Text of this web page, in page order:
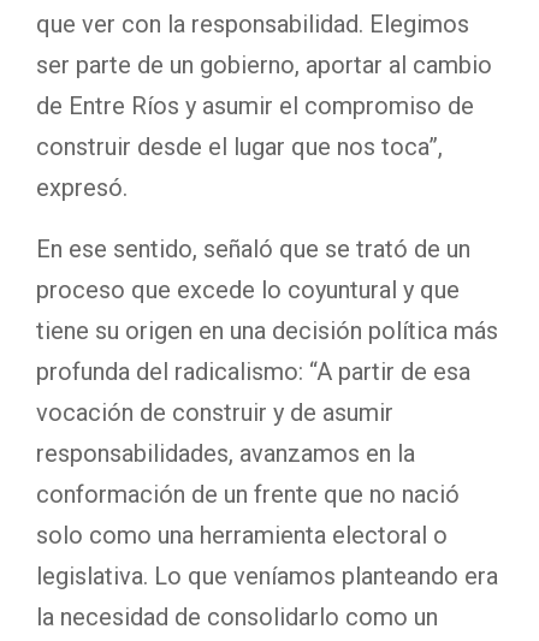
que ver con la responsabilidad. Elegimos
ser parte de un gobierno, aportar al cambio
de Entre Ríos y asumir el compromiso de
construir desde el lugar que nos toca”,
expresó.
En ese sentido, señaló que se trató de un
proceso que excede lo coyuntural y que
tiene su origen en una decisión política más
profunda del radicalismo: “A partir de esa
vocación de construir y de asumir
responsabilidades, avanzamos en la
conformación de un frente que no nació
solo como una herramienta electoral o
legislativa. Lo que veníamos planteando era
la necesidad de consolidarlo como un